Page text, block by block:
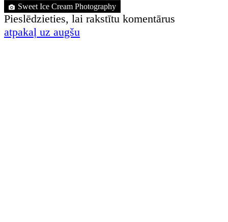
Sweet Ice Cream Photography
Pieslēdzieties, lai rakstītu komentārus
atpakaļ uz augšu